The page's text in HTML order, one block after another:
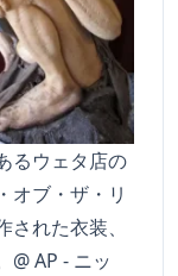
るウェタ店の
オブ・ザ・リ
れた衣装、
AP - ニッ